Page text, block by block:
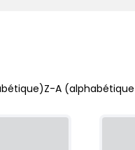
Z-A